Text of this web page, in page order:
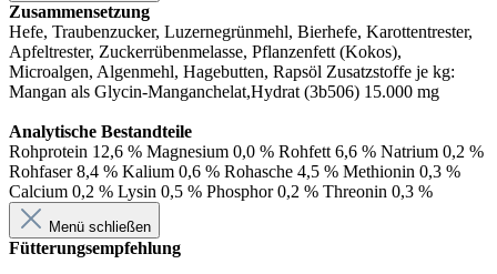
Zusammensetzung
Hefe, Traubenzucker, Luzernegrünmehl, Bierhefe, Karottentrester,
Apfeltrester, Zuckerrübenmelasse, Pflanzenfett (Kokos),
Microalgen, Algenmehl, Hagebutten, Rapsöl Zusatzstoffe je kg:
Mangan als Glycin-Manganchelat,Hydrat (3b506) 15.000 mg
Analytische Bestandteile
Rohprotein 12,6 % Magnesium 0,0 % Rohfett 6,6 % Natrium 0,2 %
Rohfaser 8,4 % Kalium 0,6 % Rohasche 4,5 % Methionin 0,3 %
Calcium 0,2 % Lysin 0,5 % Phosphor 0,2 % Threonin 0,3 %
Menü schließen
Fütterungsempfehlung